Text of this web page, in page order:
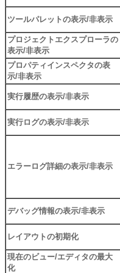
ツールパレットの表示/非表示
プロジェクトエクスプローラの
表示/非表示
プロパティインスペクタの表
示/非表示
実行履歴の表示/非表示
実行ログの表示/非表示
エラーログ詳細の表示/非表示
デバッグ情報の表示/非表示
レイアウトの初期化
現在のビュー/エディタの最大
化